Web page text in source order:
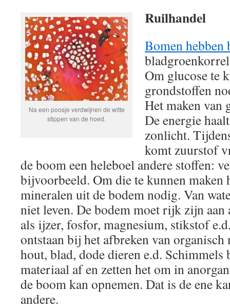
Na een poosje verdwijnen de witte
stippen van de hoed.
Ruilhandel
Bomen hebben
Om glucose te
grondstoffen
Het maken van
De energie
zonlicht.
komt zuurstof
de boom een heleboel andere stoffen:
bijvoorbeeld. Om die te kunnen maken
mineralen uit de bodem nodig. Van
niet leven. De bodem moet rijk zijn aan
als ijzer, fosfor, magnesium, stikstof
ontstaan bij het afbreken van
hout, blad, dode dieren e.d. Schimmels
materiaal af en zetten het om in
de boom kan opnemen. Dat is de ene
andere.